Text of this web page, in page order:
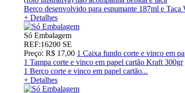
Berço desenvolvido para espumante 187ml e
+ Detalhes
Só Embalagem
REF:16200 SE
Preço: R$ 17,00 1 Caixa fundo corte e vinco em
1 Tampa corte e vinco em papel cartão Kraft 300gr
1 Berço corte e vinco em papel cartão...
+ Detalhes